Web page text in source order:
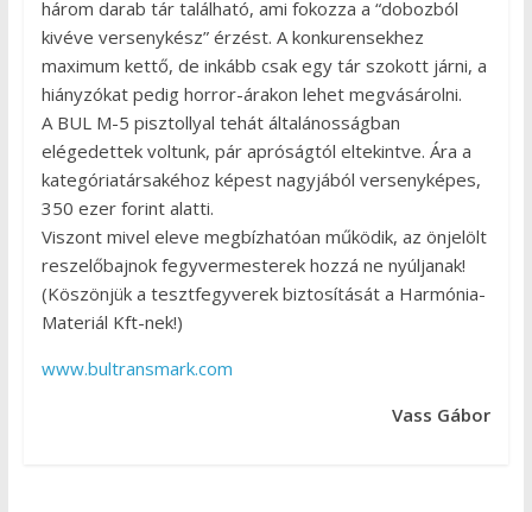
három darab tár található, ami fokozza a “dobozból
kivéve versenykész” érzést. A konkurensekhez
maximum kettő, de inkább csak egy tár szokott járni, a
hiányzókat pedig horror-árakon lehet megvásárolni.
A BUL M-5 pisztollyal tehát általánosságban
elégedettek voltunk, pár apróságtól eltekintve. Ára a
kategóriatársakéhoz képest nagyjából versenyképes,
350 ezer forint alatti.
Viszont mivel eleve megbízhatóan működik, az önjelölt
reszelőbajnok fegyvermesterek hozzá ne nyúljanak!
(Köszönjük a tesztfegyverek biztosítását a Harmónia-
Materiál Kft-nek!)
www.bultransmark.com
Vass Gábor